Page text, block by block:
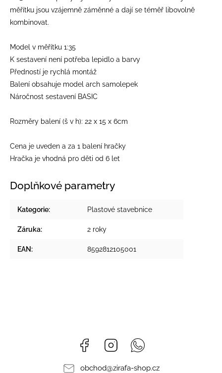
měřítku jsou vzájemně záměnné a dají se téměř libovolně
kombinovat.
Model v měřítku 1:35
K sestavení není potřeba lepidlo a barvy
Předností je rychlá montáž
Balení obsahuje model arch samolepek
Náročnost sestavení BASIC
Rozměry balení (š v h): 22 x 15 x 6cm
Cena je uveden a za 1 balení hračky
Hračka je vhodná pro děti od 6 let
Doplňkové parametry
Kategorie: Plastové stavebnice
Záruka: 2 roky
EAN: 8592812105001
Facebook Instagram
obchod@zirafa-shop.cz